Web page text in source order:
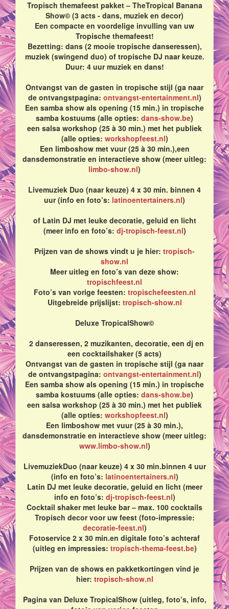
Tropisch themafeest pakket – TheTropical Banana
Show© (3 acts - dans, muziek en decor)
Een compacte en voordelige invulling van uw
Tropische themafeest!
Bezetting: dans (2 mooie tropische danseressen),
muziek (swingend duo) of tropische DJ naar keuze.
Duur: 4 uur muziek en dans!
Ontvangst van de gasten in tropische stijl (ga naar
de ontvangstpagina: ontvangst-entertainment.nl)
Een samba show als opening (15 min.) in tropische
samba kostuums (alle opties: dans-show.be)
een salsa workshop (25 à 30 min.) met het publiek
(alle opties: workshopfeest.nl)
Een limboshow met vuur (25 à 30 min.),een
dansdemonstratie en interactieve show (meer uitleg:
limbo-show.nl)
Livemuziek Duo (naar keuze) 4 x 30 min. binnen 4
uur (info en foto’s: latinoentertainers.nl)
of Latin DJ met leuke decoratie, geluid en licht
(meer info en foto’s: dj-tropisch-feest.nl)
Prijzen van de shows vindt u je hier: tropisch-
show.nl
Meer uitleg en foto’s van deze show:
tropischfeest.nl
Foto’s van vorige feesten: tropischefeesten.nl
Uitgebreide prijslijst: tropisch-show.nl
Deluxe TropicalShow©
2 danseressen, 2 muzikanten, decoratie, een dj en
een cocktailshaker (5 acts)
Ontvangst van de gasten in tropische stijl (ga naar
de ontvangstpagina: ontvangst-entertainment.nl)
Een samba show als opening (15 min.) in tropische
samba kostuums (alle opties: dans-show.be)
een salsa workshop (25 à 30 min.) met het publiek
(alle opties: workshopfeest.nl)
Een limboshow met vuur (25 à 30 min.),
dansdemonstratie en interactieve show (meer uitleg:
www.limbo-show.nl)
LivemuziekDuo (naar keuze) 4 x 30 min.binnen 4 uur
(info en foto’s: latinoentertainers.nl)
Latin DJ met leuke decoratie, geluid en licht (meer
info en foto’s: dj-tropisch-feest.nl)
Cocktail shaker met leuke bar – max. 100 cocktails
Tropisch decor voor uw feest (foto-impressie:
decoratie-feest.nl)
Fotoservice 2 x 30 min.en digitale foto’s achteraf
(uitleg en impressies: tropisch-thema-feest.be)
Prijzen van de shows en pakketkortingen vind je
hier: tropisch-show.nl
Pagina van Deluxe TropicalShow (uitleg, foto’s, info,